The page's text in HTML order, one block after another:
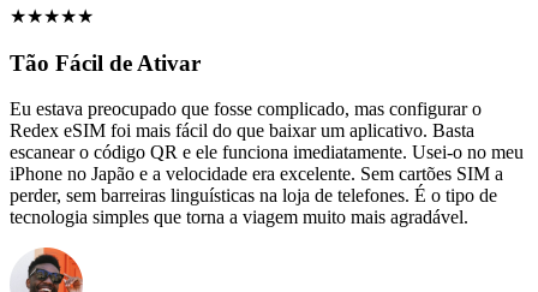
★★★★★
Tão Fácil de Ativar
Eu estava preocupado que fosse complicado, mas configurar o
Redex eSIM foi mais fácil do que baixar um aplicativo. Basta
escanear o código QR e ele funciona imediatamente. Usei-o no meu
iPhone no Japão e a velocidade era excelente. Sem cartões SIM a
perder, sem barreiras linguísticas na loja de telefones. É o tipo de
tecnologia simples que torna a viagem muito mais agradável.